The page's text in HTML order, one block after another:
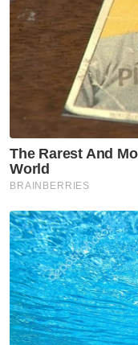
difahamkan
akan bermula
sebelum
tidak dapat,
alternatif,
katanya.